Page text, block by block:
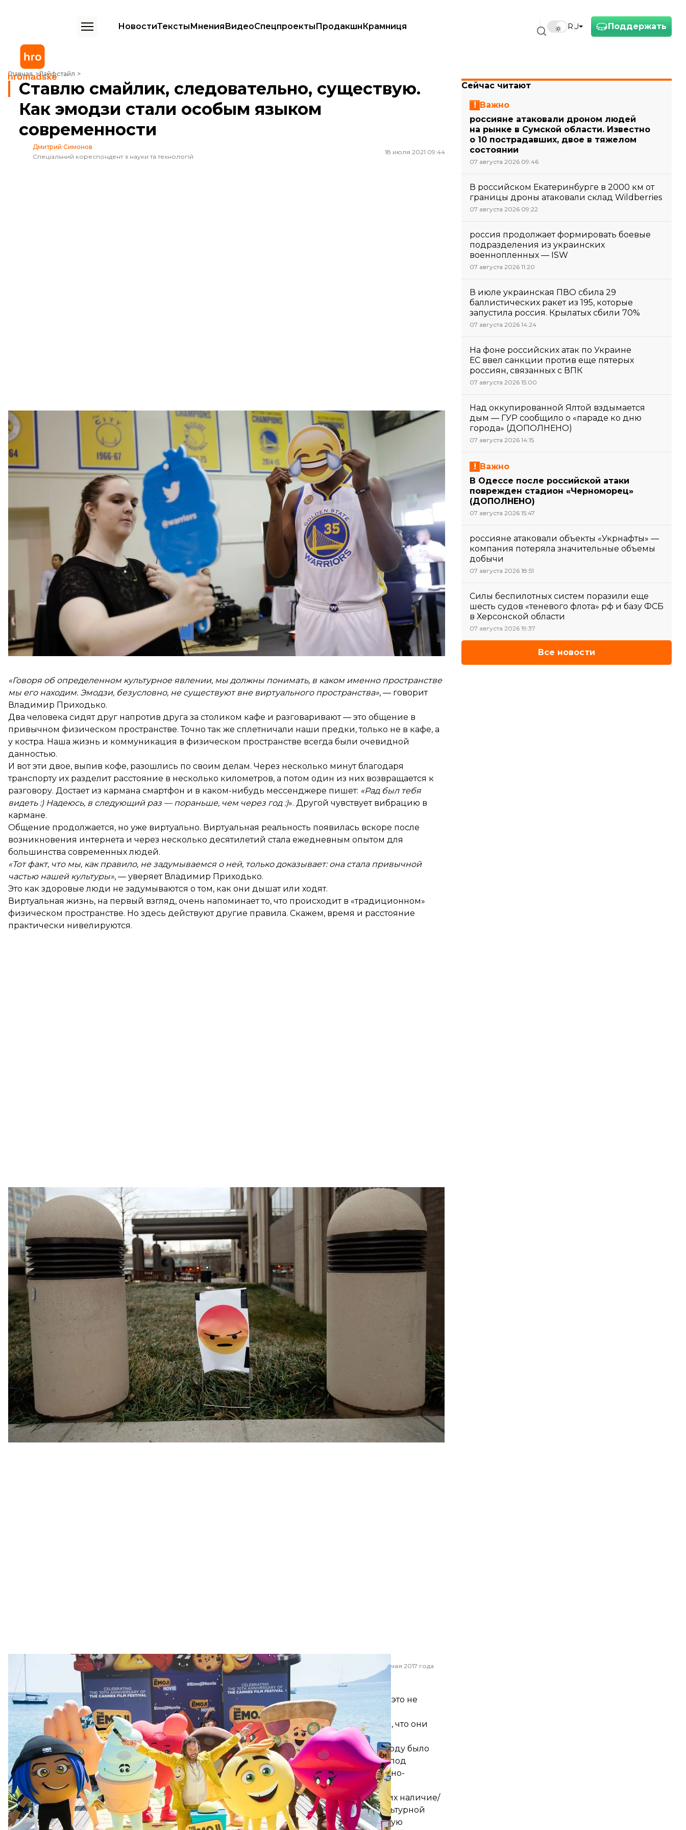
Поддержать
RU
НовостиТекстыМненияВидеоСпецпроектыПродакшнКрамниця
Главная Лайфстайл
Ставлю смайлик, следовательно, существую. Как эмодзи стали особым языком современности
Ставлю смайлик, следовательно, существую.
Как эмодзи стали особым языком
современности
Дмитрий Симонов
Спеціальний кореспондент з науки та технологій
18 июля 2021 09:44
Баскетболист Кевин Дюрант из «Голден Стэйт Уорриорз» позирует с маской в виде эмодзи во время, 26 сентября 2016 года, Окленд,
штат Калифорния
AP/Marcio Jose Sanchez
17 июля — Всемирный день эмодзи
. Этим термином обозначают смайлики и другие рисованные
знаки в социальных сетях и мессенджерах. Чтобы понять простой, на первый взгляд, секрет их
популярности, hromadske обратилось к специалисту по философии культуры, доценту кафедры
теоретической и практической философии КНУ им. Т. Шевченко Владимиру Приходько.
Оказалось, что эмодзи рассказывают о современном человечестве больше, чем может показаться.
Если коротко, то смайлики — очень серьезная вещь.
Пространства нашей жизни
«Говоря об определенном культурное явлении, мы должны понимать, в каком именно пространстве
мы его находим. Эмодзи, безусловно, не существуют вне виртуального пространства», — говорит
Владимир Приходько.
Два человека сидят друг напротив друга за столиком кафе и разговаривают — это общение в
привычном физическом пространстве. Точно так же сплетничали наши предки, только не в кафе, а
у костра. Наша жизнь и коммуникация в физическом пространстве всегда были очевидной
данностью.
И вот эти двое, выпив кофе, разошлись по своим делам. Через несколько минут благодаря
транспорту их разделит расстояние в несколько километров, а потом один из них возвращается к
разговору. Достает из кармана смартфон и в каком-нибудь мессенджере пишет: «Рад был тебя
видеть :) Надеюсь, в следующий раз — пораньше, чем через год :)». Другой чувствует вибрацию в
кармане.
Общение продолжается, но уже виртуально. Виртуальная реальность появилась вскоре после
возникновения интернета и через несколько десятилетий стала ежедневным опытом для
большинства современных людей.
«Тот факт, что мы, как правило, не задумываемся о ней, только доказывает: она стала привычной
частью нашей культуры», — уверяет Владимир Приходько.
Это как здоровые люди не задумываются о том, как они дышат или ходят.
Виртуальная жизнь, на первый взгляд, очень напоминает то, что происходит в «традиционном»
физическом пространстве. Но здесь действуют другие правила. Скажем, время и расстояние
практически нивелируются.
Знак с смайликами у Федеральной комиссии связи (FCC) в Вашингтоне 14 декабря 2017 года
AP/Carolyn Kaster
Смайлики — это мы
Но вернемся к смайликам. В виртуальном пространстве они появляются не случайно: там нет тела.
А мы к такому не привыкли — если с кем-то общаемся, то лучше его видеть. Вот так и возникает наш
«представитель» — тот или иной смайлик, который, пусть и схематично, но похож на человека: глаза,
улыбающийся или, наоборот, искривленный рот, с удивлением поднятые брови и так далее.
Владимир Приходько говорит: с точки зрения философии, смайлик — это не дополнение к
написанному тексту. Наоборот, он — главный, он — это мы, то есть тот, кто «произносит» этот текст. Он
позволяет собеседнику видеть перед собой человека (пусть и стилизованного), а не просто
информацию из букв и цифр.
Исторически смайлики, появившиеся в девяностые годы прошлого века, стали
«первопроходцами», которые «перенесли» наши тела в виртуальное пространство.
Со временем идея развивалась — в дополнение к смайликам появились гифки и селфи. Они тоже
показывают: «вот, мы лично здесь, рядом с вами, дорогие френды и фолловеры».
«И эмодзи, и селфи — все это способ показать, что “мы существуем”, но уже здесь, в виртуальном
мире»
, — объясняет Владимир Приходько.
Актер Т.Дж. Миллер с героями фильма «Фильм про эмодзи» на 70-м международном кинофестивале в Каннах, 16 мая 2017 года
AP/Arthur Mola
Эволюция смайликов
Эмодзи — это не просто картинки, которые могут нам нравиться или нет эстетически. И это не
просто элемент коммуникации, как буквы, которые можно сложить в слова.
История эмодзи начинается в середине 90-х годов прошлого века в Японии. Считалось, что они
должны облегчить электронное общение между людьми.
Первый «набор» эмодзи содержал 172 знака, но постепенно увеличивался. Уже в 2000 году было
более тысячи таких символов. Очень часто новые смайлы появлялись в виртуальности под
влиянием тенденций из реального мира. Так, например, уже есть изображения гендерно-
нейтральных лиц, а еще обозначающие представителей разных рас.
Различные пользователи могут воспринимать значения отдельных смайликов или же их наличие/
отсутствие очень по-разному. Это зависит от многих факторов: например, возраста и культурной
среды. Есть, скажем, «чисто японские» смайлы. В частности, обозначающие традиционную
Сейчас читают
Важно
россияне атаковали дроном людей
на рынке в Сумской области. Известно
о 10 пострадавших, двое в тяжелом
состоянии
07 августа 2026 09:46
В российском Екатеринбурге в 2000 км от
границы дроны атаковали склад Wildberries
07 августа 2026 09:22
россия продолжает формировать боевые
подразделения из украинских
военнопленных — ISW
07 августа 2026 11:20
В июле украинская ПВО сбила 29
баллистических ракет из 195, которые
запустила россия. Крылатых сбили 70%
07 августа 2026 14:24
На фоне российских атак по Украине
ЕС ввел санкции против еще пятерых
россиян, связанных с ВПК
07 августа 2026 15:00
Над оккупированной Ялтой вздымается
дым — ГУР сообщило о «параде ко дню
города» (ДОПОЛНЕНО)
07 августа 2026 14:15
Важно
В Одессе после российской атаки
поврежден стадион «Черноморец»
(ДОПОЛНЕНО)
07 августа 2026 15:47
россияне атаковали объекты «Укрнафты» —
компания потеряла значительные объемы
добычи
07 августа 2026 18:51
Силы беспилотных систем поразили еще
шесть судов «теневого флота» рф и базу ФСБ
в Херсонской области
07 августа 2026 19:37
Все новости